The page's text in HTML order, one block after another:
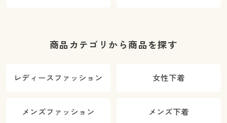
商品カテゴリから商品を探す
レディースファッション 女性下着
メンズファッション メンズ下着